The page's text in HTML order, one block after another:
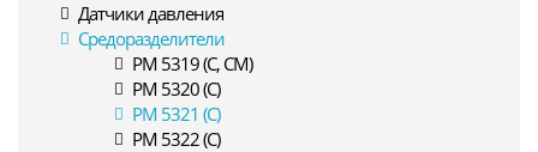
Датчики давления
Средоразделители
РМ 5319 (С, СМ)
РМ 5320 (С)
РМ 5321 (С)
РМ 5322 (С)